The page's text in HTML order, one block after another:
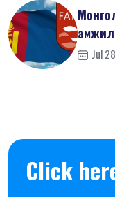
Jul
Click